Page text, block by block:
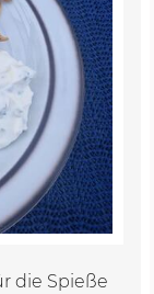
die Spieße